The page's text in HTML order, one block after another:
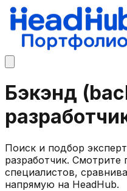
Бэкэнд
Поиск и подбор
разработчик.
специалистов,
напрямую на HeadHub.